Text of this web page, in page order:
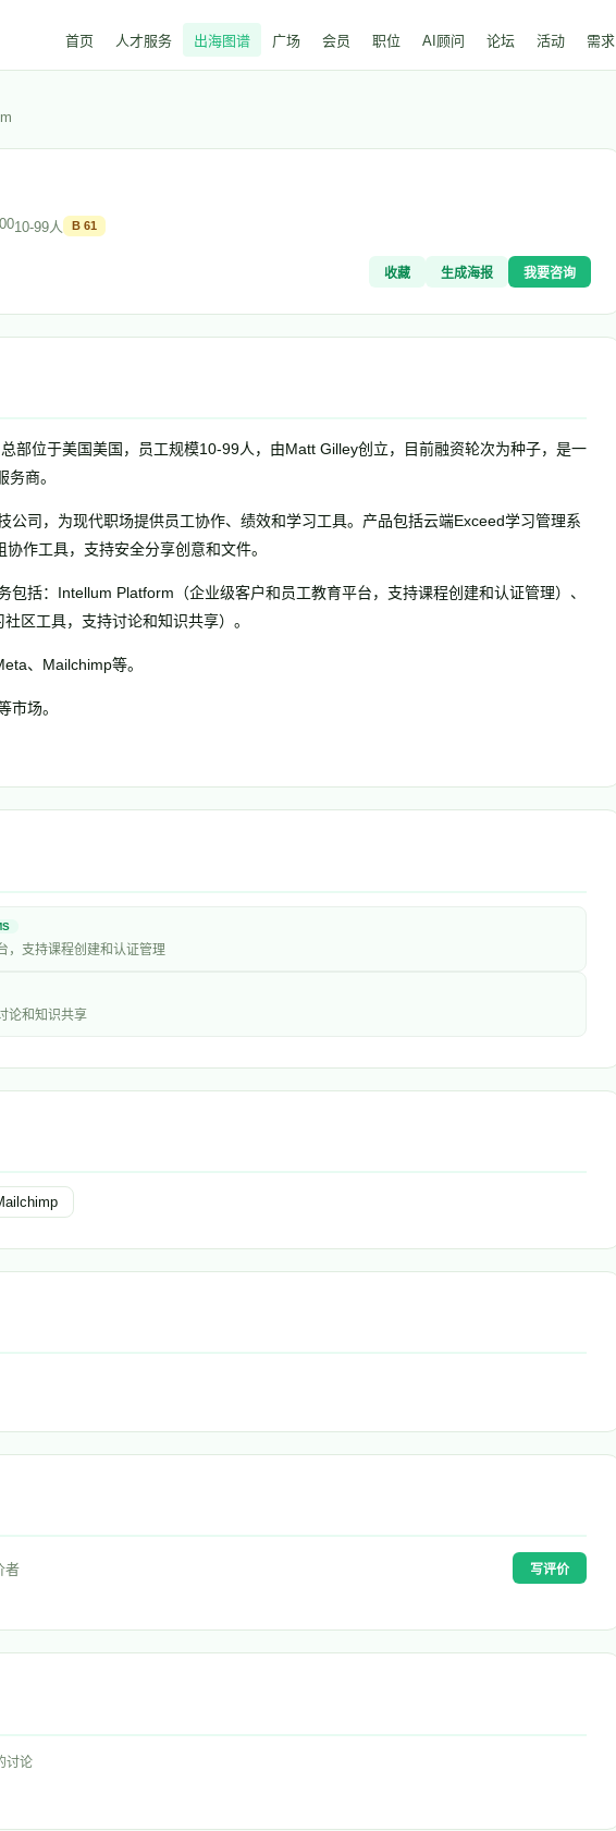
首页 人才服务 出海图谱 广场 会员 职位 AI顾问 论坛 活动 需求
10-99人 B 61
收藏 生成海报 我要咨询
部位于美国美国，员工规模10-99人，由Matt Gilley创立，目前融资轮次为种子，是一
商。
公司，为现代职场提供员工协作、绩效和学习工具。产品包括云端Exceed学习管理系
作工具，支持安全分享创意和文件。
包括：Intellum Platform（企业级客户和员工教育平台，支持课程创建和认证管理）、
区工具，支持讨论和知识共享）。
、Mailchimp等。
市场。
，支持课程创建和认证管理
论和知识共享
者 写评价
讨论